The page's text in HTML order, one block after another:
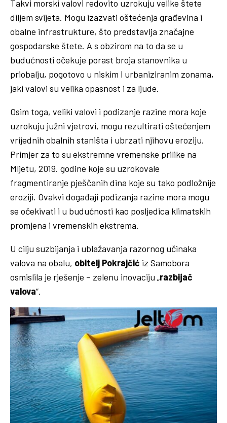
Takvi morski valovi redovito uzrokuju velike štete
diljem svijeta. Mogu izazvati oštećenja građevina i
obalne infrastrukture, što predstavlja značajne
gospodarske štete. A s obzirom na to da se u
budućnosti očekuje porast broja stanovnika u
priobalju, pogotovo u niskim i urbaniziranim zonama,
jaki valovi su velika opasnost i za ljude.
Osim toga, veliki valovi i podizanje razine mora koje
uzrokuju južni vjetrovi, mogu rezultirati oštećenjem
vrijednih obalnih staništa i ubrzati njihovu eroziju.
Primjer za to su ekstremne vremenske prilike na
Mljetu, 2019. godine koje su uzrokovale
fragmentiranje pješčanih dina koje su tako podložnije
eroziji. Ovakvi događaji podizanja razine mora mogu
se očekivati i u budućnosti kao posljedica klimatskih
promjena i vremenskih ekstrema.
U cilju suzbijanja i ublažavanja razornog učinaka
valova na obalu, obitelj Pokrajčić iz Samobora
osmislila je rješenje – zelenu inovaciju „razbijač
valova“.